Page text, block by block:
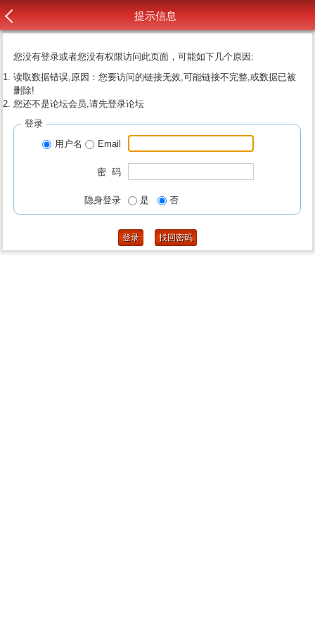
提示信息
您没有登录或者您没有权限访问此页面，可能如下几个原因:
读取数据错误,原因：您要访问的链接无效,可能链接不完整,或数据已被
删除!
您还不是论坛会员,请先登录论坛
登录
用户名
Email
密 码
隐身登录 是 否